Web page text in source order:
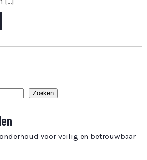
Zoeken
voor veilig en betrouwbaar